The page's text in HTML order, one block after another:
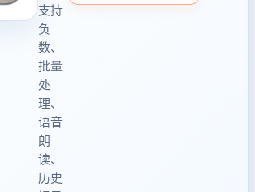
支持
负
数、
批量
处
理、
语音
朗
读、
历史